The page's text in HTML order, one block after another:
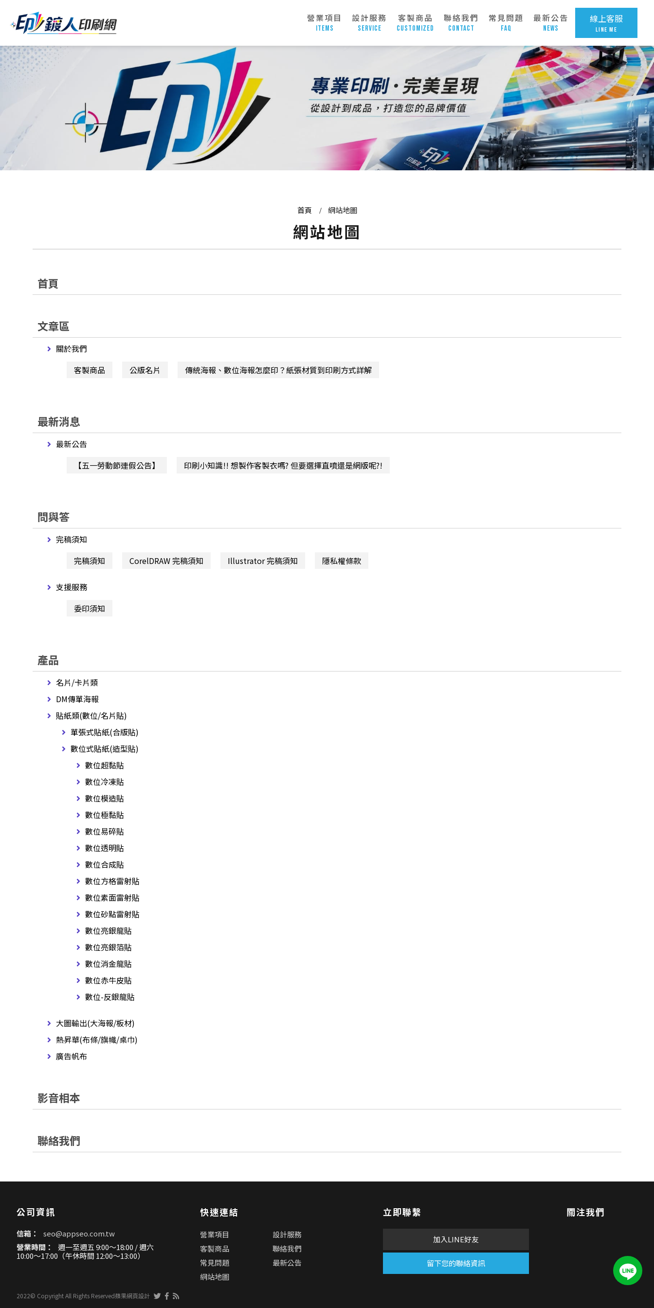
營業項目
items
設計服務
service
客製商品
Customized
聯絡我們
Contact
常見問題
FAQ
最新公告
News
線上客服
LINE ME
首頁 網站地圖
網站地圖
首頁
文章區
關於我們
客製商品
公版名片 傳統海報、數位海報怎麼印？紙張材質到印刷方式詳解
最新消息
最新公告
【五一勞動節連假公告】
印刷小知識!! 想製作客製衣嗎? 但要選擇直噴還是網版呢?!
問與答
完稿須知
完稿須知
CorelDRAW 完稿須知 Illustrator 完稿須知 隱私權條款
支援服務
委印須知
產品
名片/卡片類
DM傳單海報
貼紙類(數位/名片貼)
單張式貼紙(合版貼)
數位式貼紙(造型貼)
數位超黏貼
數位冷凍貼
數位模造貼
數位極黏貼
數位易碎貼
數位透明貼
數位合成貼
數位方格雷射貼
數位素面雷射貼
數位砂點雷射貼
數位亮銀龍貼
數位亮銀箔貼
數位消金龍貼
數位赤牛皮貼
數位-反銀龍貼
大圖輸出(大海報/板材)
熱昇華(布條/旗幟/桌巾)
廣告帆布
影音相本
聯絡我們
公司資訊
信箱：
seo@appseo.com.tw
營業時間：
週一至週五 9:00～18:00 / 週六
10:00～17:00（午休時間 12:00～13:00）
快速連結
營業項目
設計服務
客製商品
聯絡我們
常見問題
最新公告
網站地圖
立即聯繫
加入LINE好友
留下您的聯絡資訊
關注我們
2022© Copyright All Rights Reserved蘋果網頁設計